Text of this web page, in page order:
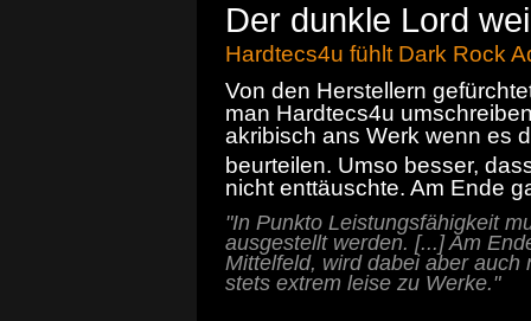
Der dunkle Lord
Hardtecs4u fühlt Dark Rock
Von den Herstellern
man Hardtecs4u
akribisch ans Werk wenn es
beurteilen. Umso besser,
nicht enttäuschte. Am Ende
"In Punkto Leistungsfähigkeit
ausgestellt werden. [...] Am
Mittelfeld, wird dabei aber auch
stets extrem leise zu Werke."